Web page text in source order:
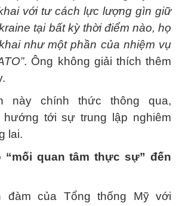
với tư cách lực lượng gìn giữ
tại bất kỳ thời điểm nào, họ
như một phần của nhiệm vụ
. Ông không giải thích thêm
này chính thức thông qua,
hướng tới sự trung lập nghiêm
lai.
“mối quan tâm thực sự” đến
đàm của Tổng thống Mỹ với